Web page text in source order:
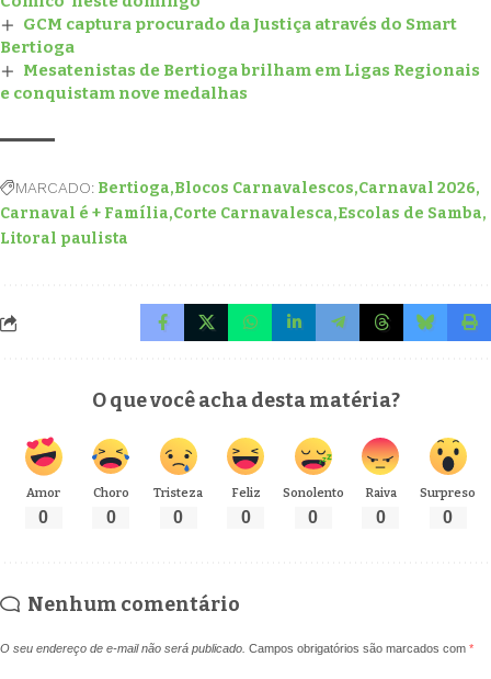
GCM captura procurado da Justiça através do Smart
Bertioga
Mesatenistas de Bertioga brilham em Ligas Regionais
e conquistam nove medalhas
MARCADO: Bertioga Blocos Carnavalescos Carnaval 2026
Carnaval é + Família Corte Carnavalesca Escolas de Samba
Litoral paulista
O que você acha desta matéria?
Amor
0
Choro
0
Tristeza
0
Feliz
0
Sonolento
0
Raiva
0
Surpreso
0
Nenhum comentário
O seu endereço de e-mail não será publicado. Campos obrigatórios são marcados com *